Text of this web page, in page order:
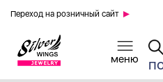
Переход на розничный сайт